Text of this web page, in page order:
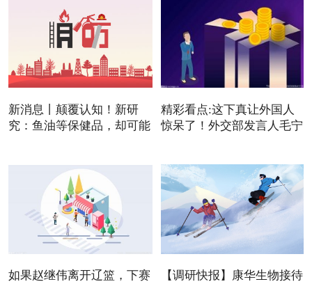
新消息丨颠覆认知！新研
究：鱼油等保健品，却可能
精彩看点:这下真让外国人
惊呆了！外交部发言人毛宁
如果赵继伟离开辽篮，下赛
【调研快报】康华生物接待